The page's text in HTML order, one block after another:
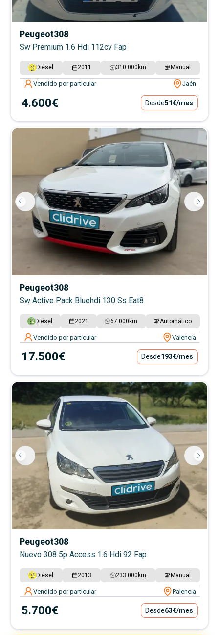
Peugeot308
Sw Premium 1.6 Hdi 112cv Fap
Diésel 2011 310.000 km Manual
Vendido por particular Jaén
4.600€ Desde51€/mes
Peugeot308
Sw Active Pack Bluehdi 130 Ss Eat8
Diésel 2021 67.000 km Automático
Vendido por particular Valencia
17.500€ Desde193€/mes
Peugeot308
Nuevo 308 5p Access 1.6 Hdi 92 Fap
Diésel 2013 233.000 km Manual
Vendido por particular Palencia
5.700€ Desde63€/mes